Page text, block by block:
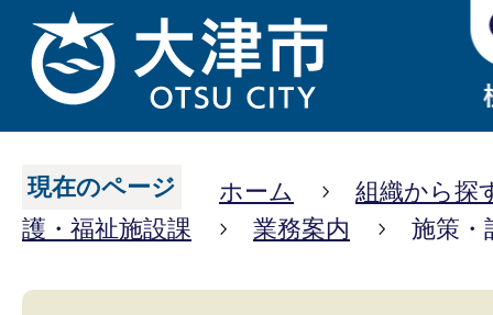
現在のページ ホーム
組織から探
護・福祉施設課
業務案内 施策・